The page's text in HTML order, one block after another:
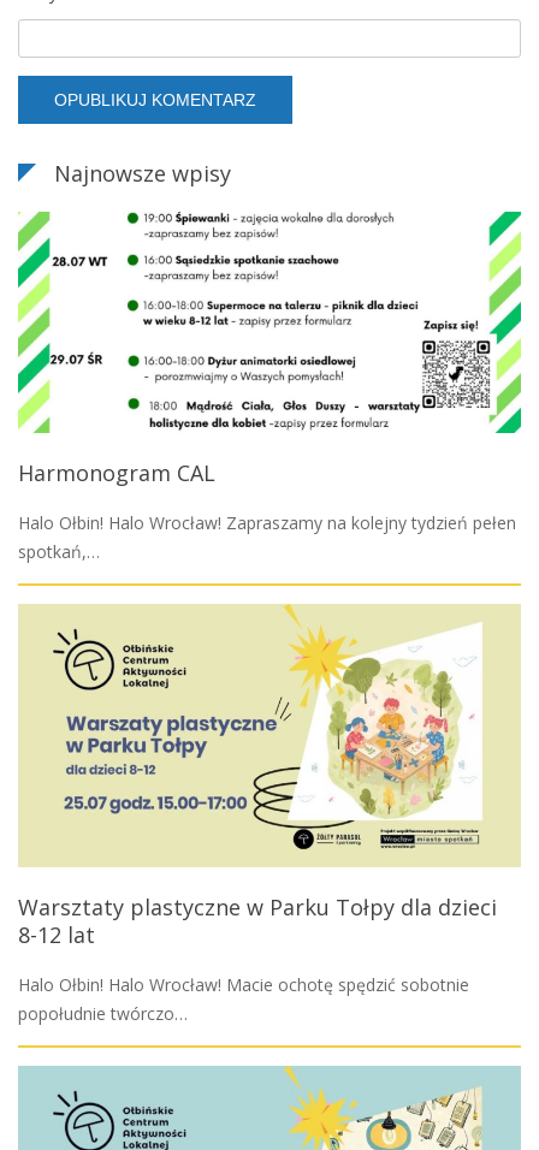
Najnowsze wpisy
Harmonogram CAL
Halo Ołbin! Halo Wrocław! Zapraszamy na kolejny tydzień pełen
spotkań,…
Warsztaty plastyczne w Parku Tołpy dla dzieci
8-12 lat
Halo Ołbin! Halo Wrocław! Macie ochotę spędzić sobotnie
popołudnie twórczo…